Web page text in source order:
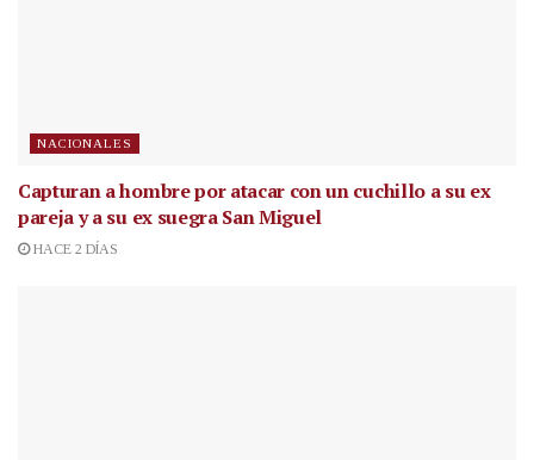
NACIONALES
Capturan a hombre por atacar con un cuchillo a su ex
pareja y a su ex suegra San Miguel
HACE 2 DÍAS